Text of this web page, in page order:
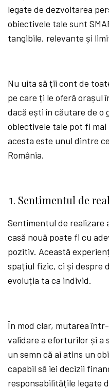
legate de dezvoltarea
obiectivele tale sunt
tangibile, relevante și
Nu uita să ții cont de
pe care ți le oferă orașul
dacă ești în căutare de o
obiectivele tale pot fi
acesta este unul dintre
România.
Sentimentul de
Sentimentul de realizare
casă nouă poate fi cu
pozitiv. Această
spațiul fizic, ci și despre
evoluția ta ca individ.
În mod clar, mutarea
validare a eforturilor și a
un semn că ai atins un
capabil să iei decizii
responsabilitățile legate